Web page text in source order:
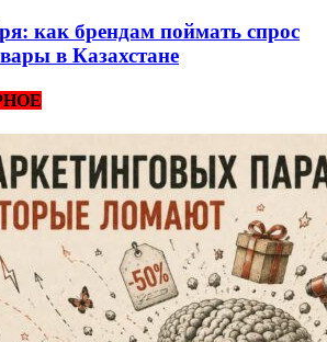
как брендам поймать спрос
в Казахстане